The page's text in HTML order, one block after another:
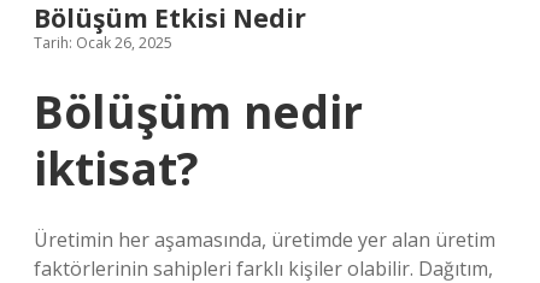
Bölüşüm Etkisi Nedir
Tarih: Ocak 26, 2025
Bölüşüm nedir
iktisat?
Üretimin her aşamasında, üretimde yer alan üretim
faktörlerinin sahipleri farklı kişiler olabilir. Dağıtım,